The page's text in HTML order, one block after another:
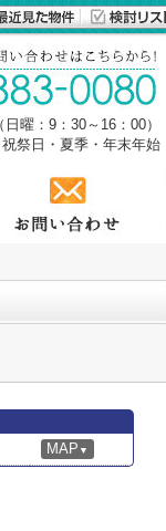
曜：9：30～16：00）
祭日・夏季・年末年始
MAP ▼